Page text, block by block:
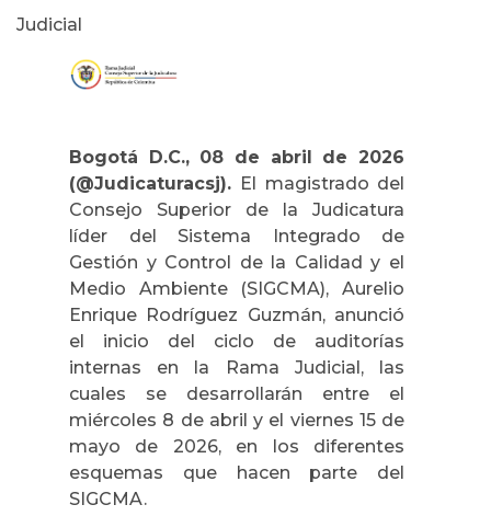
Judicial
Bogotá D.C., 08 de abril de 2026
(@Judicaturacsj). El magistrado del
Consejo Superior de la Judicatura
líder del Sistema Integrado de
Gestión y Control de la Calidad y el
Medio Ambiente (SIGCMA), Aurelio
Enrique Rodríguez Guzmán, anunció
el inicio del ciclo de auditorías
internas en la Rama Judicial, las
cuales se desarrollarán entre el
miércoles 8 de abril y el viernes 15 de
mayo de 2026, en los diferentes
esquemas que hacen parte del
SIGCMA.